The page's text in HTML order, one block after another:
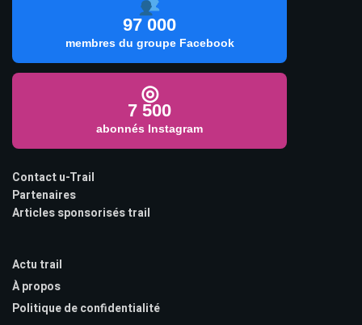
97 000
membres du groupe Facebook
◎
7 500
abonnés Instagram
Contact u-Trail
Partenaires
Articles sponsorisés trail
Actu trail
À propos
Politique de confidentialité